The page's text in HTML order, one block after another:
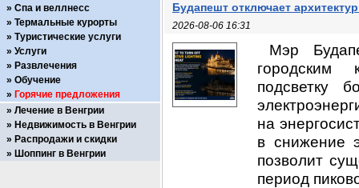
Будапешт отключает
2026-08-06 16:31
Мэр
городским
подсветку
на
в снижение
позволит
период
Спа и веллнесс
Термальные курорты
Туристические услуги
Услуги
Развлечения
Обучение
Горячие предложения
Лечение в Венгрии
Недвижимость в Венгрии
Распродажи и скидки
Шоппинг в Венгрии